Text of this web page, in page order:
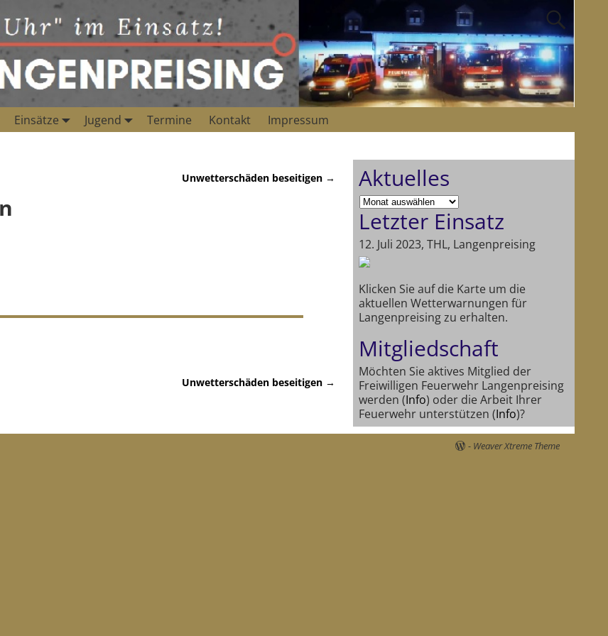
Einsätze Jugend Termine Kontakt
Impressum
Unwetterschäden beseitigen →
Unwetterschäden beseitigen →
Aktuelles
Letzter Einsatz
12. Juli 2023, THL, Langenpreising
Klicken Sie auf die Karte um die
aktuellen Wetterwarnungen für
Langenpreising zu erhalten.
Mitgliedschaft
Möchten Sie aktives Mitglied der
Freiwilligen Feuerwehr Langenpreising
werden (Info) oder die Arbeit Ihrer
Feuerwehr unterstützen (Info)?
- Weaver Xtreme Theme